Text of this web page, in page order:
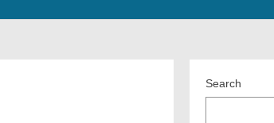
Search